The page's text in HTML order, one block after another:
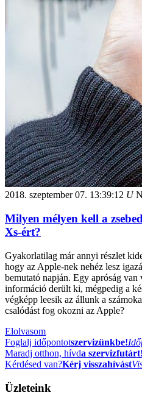
2018. szeptember 07. 13:39:12 U
Milyen mélyen kell a
Xs-ért?
Gyakorlatilag már annyi részlet
hogy az Apple-nek nehéz lesz
bemutató napján. Egy apróság
információ derült ki, mégpedig a
végképp leesik az állunk a
csalódást fog okozni az Apple?
Elolvasom
Foglalj időpontotszervizünkbe!
Maradj otthon, hívda szervizfutárt!
Kérdésed van?Kérj visszahívást
Üzleteink